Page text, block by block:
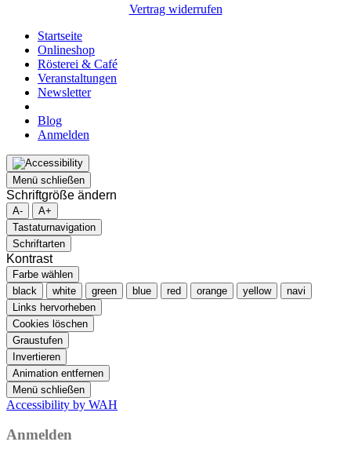
Vertrag widerrufen
Startseite
Onlineshop
Rösterei & Café
Veranstaltungen
Newsletter
Blog
Anmelden
Menü schließen
Schriftgröße ändern
A-
A+
Tastaturnavigation
Schriftarten
Kontrast
Farbe wählen
black
white green blue red orange yellow
navi
Links hervorheben
Cookies löschen
Graustufen
Invertieren
Animation entfernen
Menü schließen
Accessibility by WAH
Anmelden